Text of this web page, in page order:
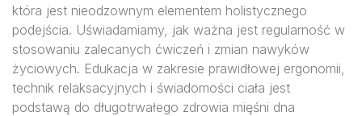
która jest nieodzownym elementem holistycznego
podejścia. Uświadamiamy, jak ważna jest regularność w
stosowaniu zalecanych ćwiczeń i zmian nawyków
życiowych. Edukacja w zakresie prawidłowej ergonomii,
technik relaksacyjnych i świadomości ciała jest
podstawą do długotrwałego zdrowia mięśni dna